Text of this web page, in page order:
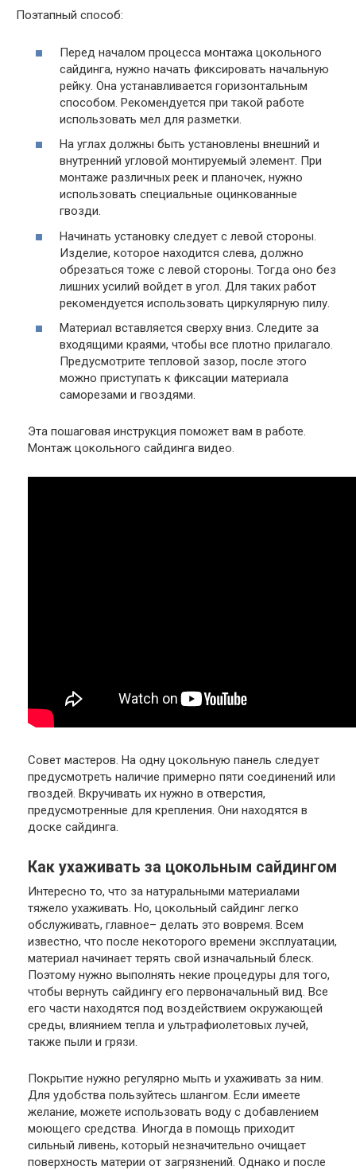
Поэтапный способ:
Перед началом процесса монтажа цокольного
сайдинга, нужно начать фиксировать начальную
рейку. Она устанавливается горизонтальным
способом. Рекомендуется при такой работе
использовать мел для разметки.
На углах должны быть установлены внешний и
внутренний угловой монтируемый элемент. При
монтаже различных реек и планочек, нужно
использовать специальные оцинкованные
гвозди.
Начинать установку следует с левой стороны.
Изделие, которое находится слева, должно
обрезаться тоже с левой стороны. Тогда оно без
лишних усилий войдет в угол. Для таких работ
рекомендуется использовать циркулярную пилу.
Материал вставляется сверху вниз. Следите за
входящими краями, чтобы все плотно прилагало.
Предусмотрите тепловой зазор, после этого
можно приступать к фиксации материала
саморезами и гвоздями.
Эта пошаговая инструкция поможет вам в работе.
Монтаж цокольного сайдинга видео.
Совет мастеров. На одну цокольную панель следует
предусмотреть наличие примерно пяти соединений или
гвоздей. Вкручивать их нужно в отверстия,
предусмотренные для крепления. Они находятся в
доске сайдинга.
Как ухаживать за цокольным сайдингом
Интересно то, что за натуральными материалами
тяжело ухаживать. Но, цокольный сайдинг легко
обслуживать, главное– делать это вовремя. Всем
известно, что после некоторого времени эксплуатации,
материал начинает терять свой изначальный блеск.
Поэтому нужно выполнять некие процедуры для того,
чтобы вернуть сайдингу его первоначальный вид. Все
его части находятся под воздействием окружающей
среды, влиянием тепла и ультрафиолетовых лучей,
также пыли и грязи.
Покрытие нужно регулярно мыть и ухаживать за ним.
Для удобства пользуйтесь шлангом. Если имеете
желание, можете использовать воду с добавлением
моющего средства. Иногда в помощь приходит
сильный ливень, который незначительно очищает
поверхность материи от загрязнений. Однако и после